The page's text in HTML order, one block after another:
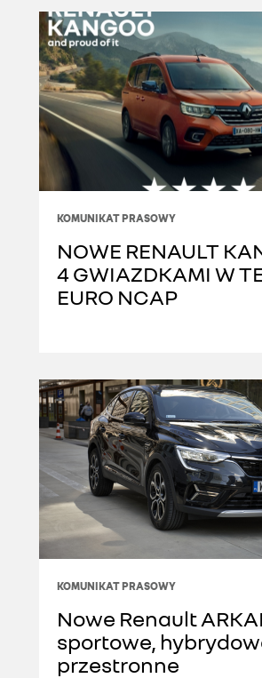
KOMUNIKAT PRASOWY
NOWE RENAULT
4 GWIAZDKAMI W
EURO NCAP
KOMUNIKAT PRASOWY
Nowe Renault
sportowe,
przestronne